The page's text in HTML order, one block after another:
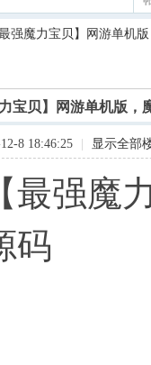
强魔力宝贝】网游单机
宝贝】网游单机版，
8 18:46:25 显示全部
最强魔
码